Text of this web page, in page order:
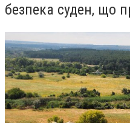
безпека суден, що